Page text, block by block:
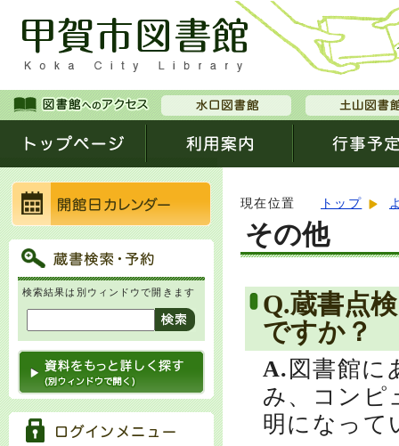
検索結果は別ウィンドウで開きます
その他
現在位置 トップ
Q.蔵書点
ですか？
A. 図書館に
み、コンピ
明になって